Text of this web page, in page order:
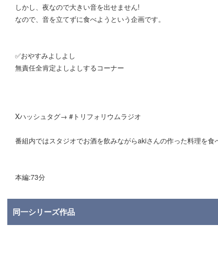
しかし、夜なので大きい音を出せません!
なので、音を立てずに食べようという企画です。
✅おやすみよしよし
無責任全肯定よしよしするコーナー
Xハッシュタグ→ #トリフォリウムラジオ
番組内ではスタジオでお酒を飲みながらakiさんの作った料理を食
本編:73分
同一シリーズ作品